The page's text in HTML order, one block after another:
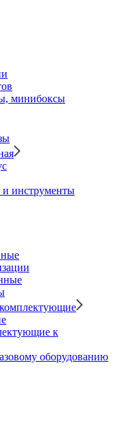
минибоксы
инструменты
к
оборудованию